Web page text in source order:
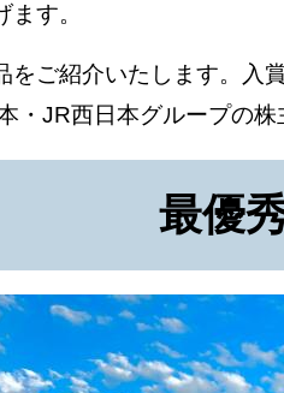
ます。
ご紹介いたします。入
・JR西日本グループの株
最優